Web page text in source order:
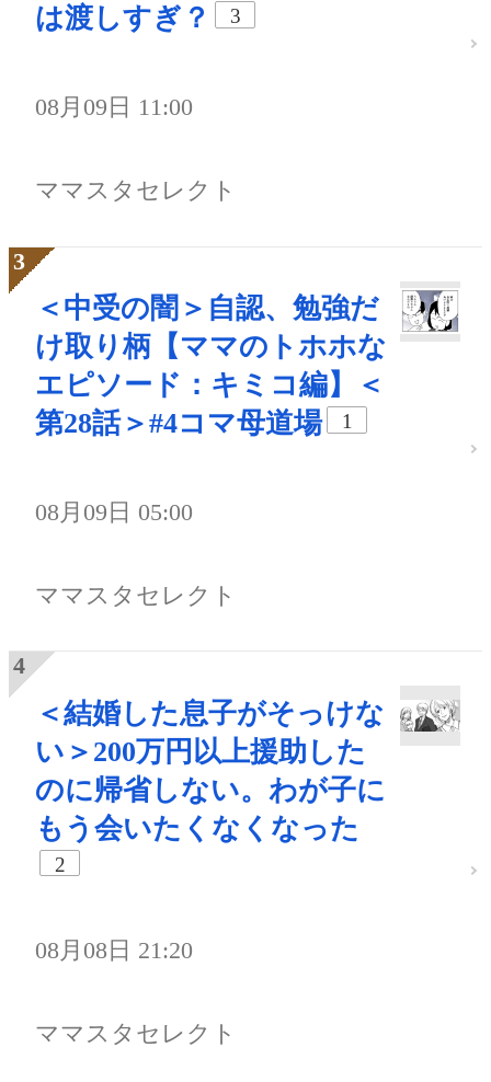
は渡しすぎ？
3
08月09日 11:00
ママスタセレクト
＜中受の闇＞自認、勉強だ
け取り柄【ママのトホホな
エピソード：キミコ編】＜
第28話＞#4コマ母道場
1
08月09日 05:00
ママスタセレクト
＜結婚した息子がそっけな
い＞200万円以上援助した
のに帰省しない。わが子に
もう会いたくなくなった
2
08月08日 21:20
ママスタセレクト